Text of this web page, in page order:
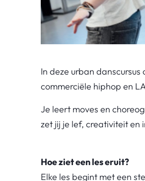
In deze urban
commerciële hiphop en
Je leert moves en
zet jij je lef, creativiteit en
Hoe ziet een les eruit?
Elke les begint met een